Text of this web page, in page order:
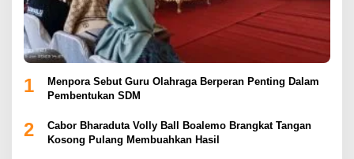
1
Menpora Sebut Guru Olahraga Berperan Penting Dalam
Pembentukan SDM
2
Cabor Bharaduta Volly Ball Boalemo Brangkat Tangan
Kosong Pulang Membuahkan Hasil